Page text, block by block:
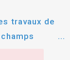
travaux de
marché est